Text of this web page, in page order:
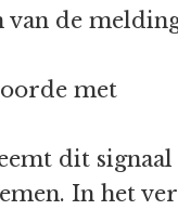
de
met
dit
In het